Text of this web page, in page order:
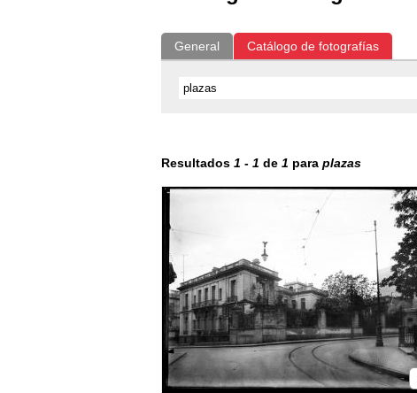
General Catálogo de fotografías
Resultados 1 - 1 de 1 para plazas